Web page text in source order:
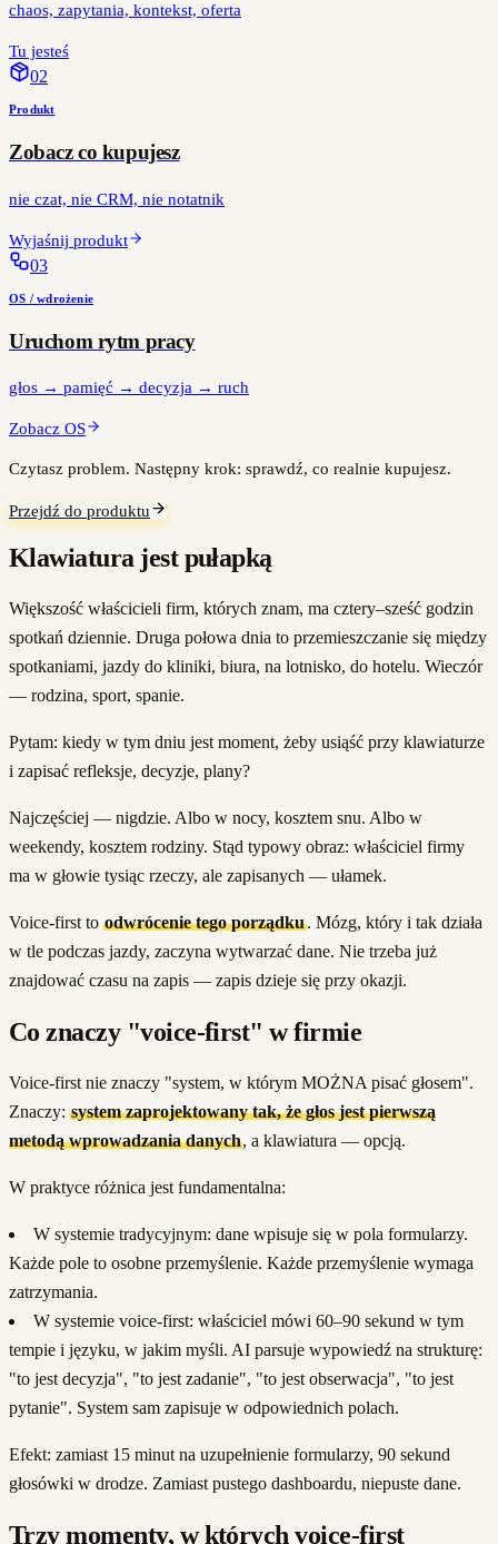
chaos, zapytania, kontekst, oferta
Tu jesteś
02
Produkt
Zobacz co kupujesz
nie czat, nie CRM, nie notatnik
Wyjaśnij produkt
03
OS / wdrożenie
Uruchom rytm pracy
głos → pamięć → decyzja → ruch
Zobacz OS
Czytasz problem. Następny krok: sprawdź, co realnie kupujesz.
Przejdź do produktu
Klawiatura jest pułapką
Większość właścicieli firm, których znam, ma cztery–sześć godzin
spotkań dziennie. Druga połowa dnia to przemieszczanie się między
spotkaniami, jazdy do kliniki, biura, na lotnisko, do hotelu. Wieczór
— rodzina, sport, spanie.
Pytam: kiedy w tym dniu jest moment, żeby usiąść przy klawiaturze
i zapisać refleksje, decyzje, plany?
Najczęściej — nigdzie. Albo w nocy, kosztem snu. Albo w
weekendy, kosztem rodziny. Stąd typowy obraz: właściciel firmy
ma w głowie tysiąc rzeczy, ale zapisanych — ułamek.
Voice-first to odwrócenie tego porządku. Mózg, który i tak działa
w tle podczas jazdy, zaczyna wytwarzać dane. Nie trzeba już
znajdować czasu na zapis — zapis dzieje się przy okazji.
Co znaczy "voice-first" w firmie
Voice-first nie znaczy "system, w którym MOŻNA pisać głosem".
Znaczy: system zaprojektowany tak, że głos jest pierwszą
metodą wprowadzania danych, a klawiatura — opcją.
W praktyce różnica jest fundamentalna:
W systemie tradycyjnym: dane wpisuje się w pola formularzy.
Każde pole to osobne przemyślenie. Każde przemyślenie wymaga
zatrzymania.
W systemie voice-first: właściciel mówi 60–90 sekund w tym
tempie i języku, w jakim myśli. AI parsuje wypowiedź na strukturę:
"to jest decyzja", "to jest zadanie", "to jest obserwacja", "to jest
pytanie". System sam zapisuje w odpowiednich polach.
Efekt: zamiast 15 minut na uzupełnienie formularzy, 90 sekund
głosówki w drodze. Zamiast pustego dashboardu, niepuste dane.
Trzy momenty, w których voice-first